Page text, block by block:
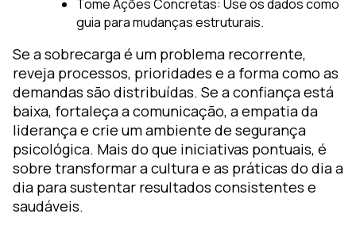
Tome Ações Concretas: Use os dados como
guia para mudanças estruturais.
Se a sobrecarga é um problema recorrente,
reveja processos, prioridades e a forma como as
demandas são distribuídas. Se a confiança está
baixa, fortaleça a comunicação, a empatia da
liderança e crie um ambiente de segurança
psicológica. Mais do que iniciativas pontuais, é
sobre transformar a cultura e as práticas do dia a
dia para sustentar resultados consistentes e
saudáveis.